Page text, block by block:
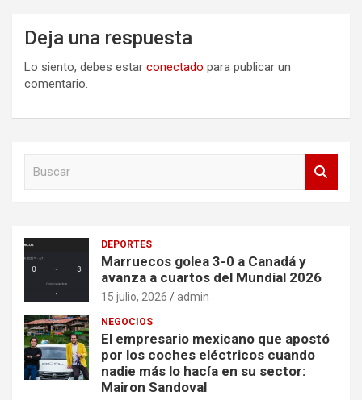
Deja una respuesta
Lo siento, debes estar conectado para publicar un
comentario.
r
DEPORTES
Marruecos golea 3-0 a Canadá y
avanza a cuartos del Mundial 2026
15 julio, 2026 admin
NEGOCIOS
El empresario mexicano que apostó
por los coches eléctricos cuando
nadie más lo hacía en su sector:
Mairon Sandoval